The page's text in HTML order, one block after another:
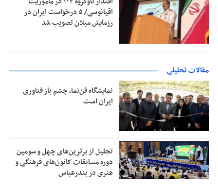
اقیانوسی/ ۵ درخواست ایران در
رزمایش میلان تصویب شد
مقالات تحلیلی
نمایشگاه فن‌نما، چشم باز فناوری
ایران است
تجلیل از بر‌ترین‌های چهل و سومین
دوره مسابقات کانون‌های فرهنگی و
هنری در بندرعباس